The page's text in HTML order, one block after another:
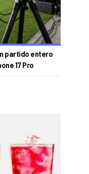
partido entero
17 Pro